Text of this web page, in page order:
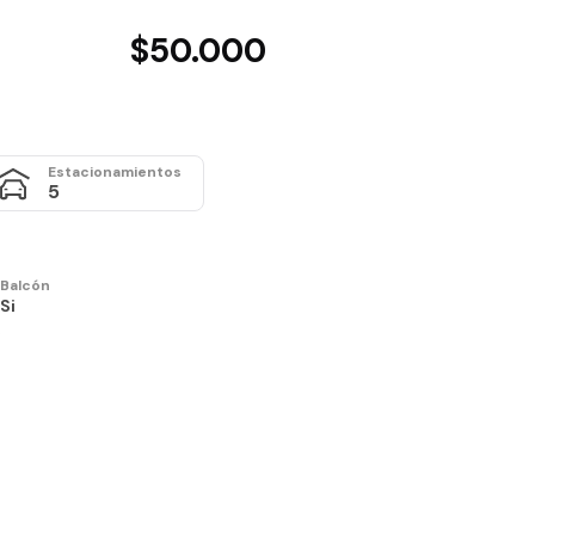
$50.000
Estacionamientos
5
Balcón
Si